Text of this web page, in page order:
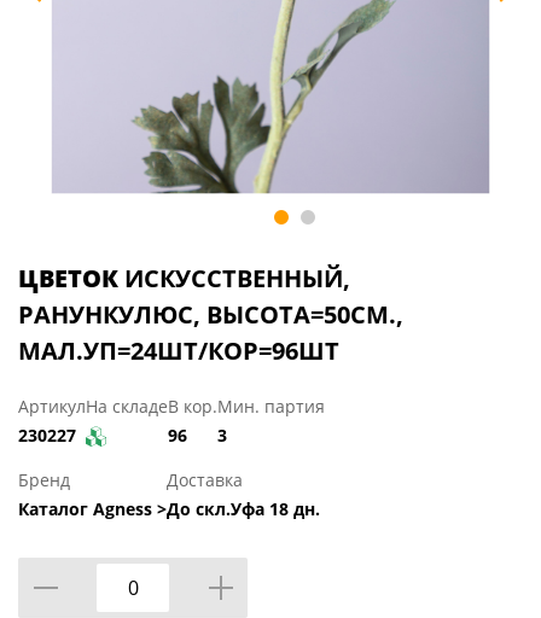
ЦВЕТОК ИСКУССТВЕННЫЙ,
РАНУНКУЛЮС, ВЫСОТА=50СМ.,
МАЛ.УП=24ШТ/КОР=96ШТ
Артикул
230227
На складеВ кор.
96
Мин. партия
3
Бренд
Каталог Agness >
Доставка
До скл.Уфа 18 дн.